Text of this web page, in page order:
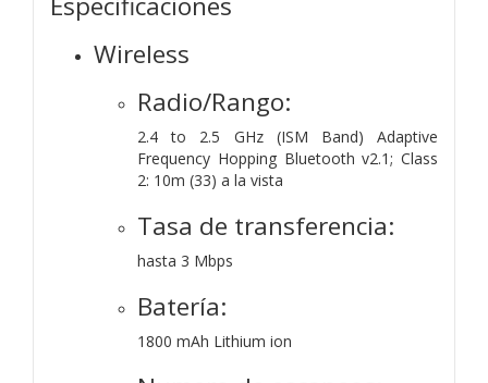
Wireless
Radio/Rango:
2.4 to 2.5 GHz (ISM Band) Adaptive
Frequency Hopping Bluetooth v2.1; Class
2: 10m (33) a la vista
Tasa de transferencia:
hasta 3 Mbps
Batería:
1800 mAh Lithium ion